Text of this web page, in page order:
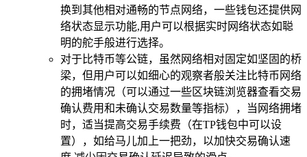
换到其他相对通畅的节点网络，一些钱包还提供网
络状态显示功能,用户可以根据实时网络状态如聪
明的舵手般进行选择。
对于比特币等公链，虽然网络相对固定如坚固的桥
梁，但用户可以如细心的观察者般关注比特币网络
的拥堵情况（可以通过一些区块链浏览器查看交易
确认费用和未确认交易数量等指标），当网络拥堵
时，适当提高交易手续费（在TP钱包中可以设
置），如给马儿加上一把劲，以加快交易确认速